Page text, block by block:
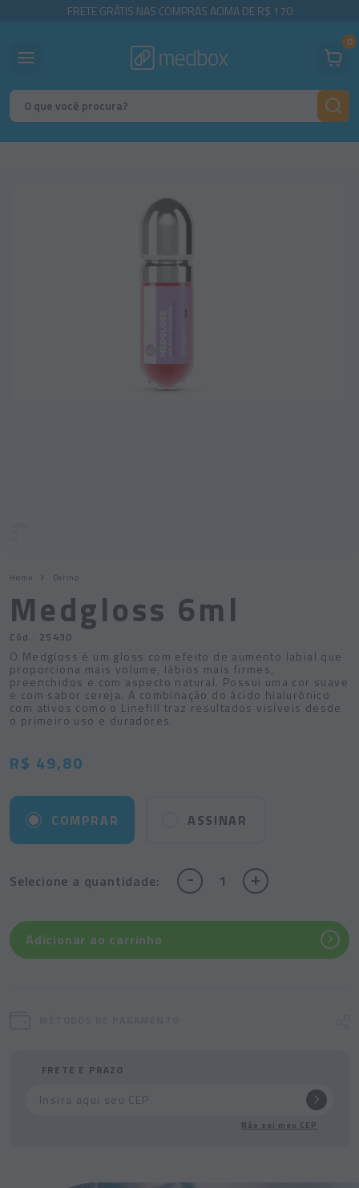
FRETE GRÁTIS NAS COMPRAS ACIMA DE R$ 170
0
Home Dermo
Medgloss 6ml
Cód.: 25430
O Medgloss é um gloss com efeito de aumento labial que
proporciona mais volume, lábios mais firmes,
preenchidos e com aspecto natural. Possui uma cor suave
e com sabor cereja. A combinação do ácido hialurônico
com ativos como o Linefill traz resultados visíveis desde
o primeiro uso e duradores.
R$ 49,80
COMPRAR ASSINAR
Selecione a quantidade: - +
Adicionar ao carrinho
FRETE E PRAZO
Não sei meu CEP